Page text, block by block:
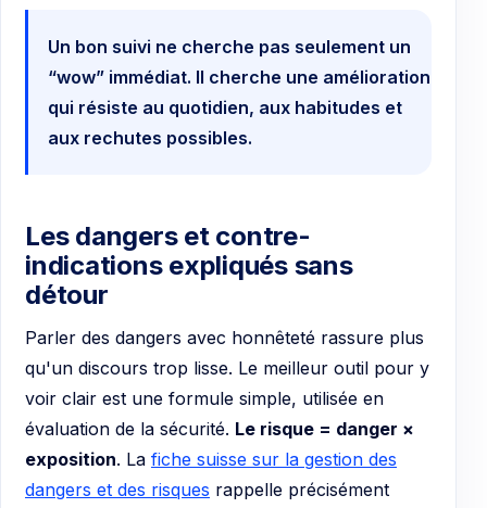
Un bon suivi ne cherche pas seulement un
“wow” immédiat. Il cherche une amélioration
qui résiste au quotidien, aux habitudes et
aux rechutes possibles.
Les dangers et contre-
indications expliqués sans
détour
Parler des dangers avec honnêteté rassure plus
qu'un discours trop lisse. Le meilleur outil pour y
voir clair est une formule simple, utilisée en
évaluation de la sécurité. Le risque = danger ×
exposition. La fiche suisse sur la gestion des
dangers et des risques rappelle précisément